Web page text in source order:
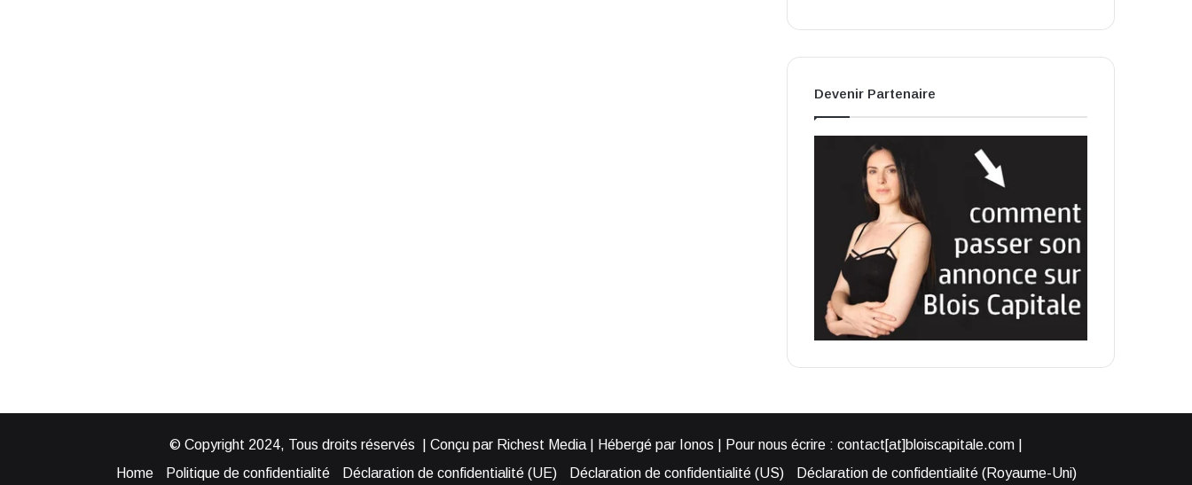
Devenir Partenaire
© Copyright 2024, Tous droits réservés | Conçu par Richest Media | Hébergé par Ionos | Pour nous écrire : contact[at]bloiscapitale.com |
Home
Politique de confidentialité Déclaration de confidentialité (UE) Déclaration de confidentialité (US) Déclaration de confidentialité (Royaume-Uni)